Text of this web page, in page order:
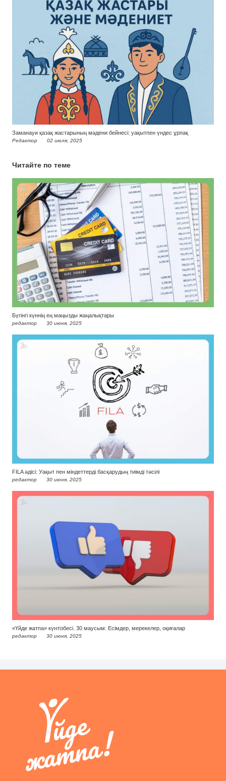
Заманауи қазақ жастарының мәдени бейнесі: уақытпен үндес ұрпақ
Редактор 02 июля, 2025
Читайте по теме
Бүгінгі күннің ең маңызды жаңалықтары
редактор 30 июня, 2025
FILA әдісі: Уақыт пен міндеттерді басқарудың тиімді тәсілі
редактор 30 июня, 2025
«Үйде жатпа» күнтізбесі. 30 маусым: Есімдер, мерекелер, оқиғалар
редактор 30 июня, 2025